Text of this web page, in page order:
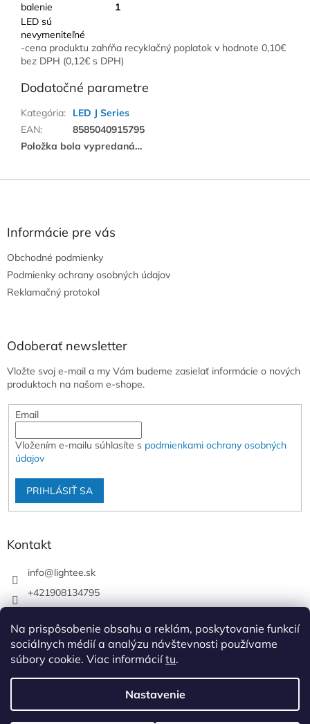
Na prispôsobenie obsahu a reklám, poskytovanie funkcií
sociálnych médií a analýzu návštevnosti používame
súbory cookie. Viac informáciítu.
Nastavenie
balenie
1
LED sú
nevymeniteľné
-cena produktu zahŕňa recyklačný poplatok v hodnote 0,10€
bez DPH (0,12€ s DPH)
Dodatočné parametre
Kategória:
LED J Series
EAN:
8585040915795
Položka bola vypredaná…
Informácie pre vás
Obchodné podmienky
Podmienky ochrany osobných údajov
Reklamačný protokol
Odoberať newsletter
Vložte svoj e-mail a my Vám budeme zasielať informácie o nových
produktoch na našom e-shope.
Email
Vložením e-mailu súhlasíte s podmienkami ochrany osobných
údajov
PRIHLÁSIŤ SA
Kontakt
info@lightee.sk
+421908134795
lightee.sk